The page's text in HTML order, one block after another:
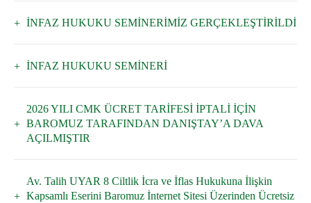
İNFAZ HUKUKU SEMİNERİMİZ GERÇEKLEŞTİRİLDİ
İNFAZ HUKUKU SEMİNERİ
2026 YILI CMK ÜCRET TARİFESİ İPTALİ İÇİN
BAROMUZ TARAFINDAN DANIŞTAY’A DAVA
AÇILMIŞTIR
Av. Talih UYAR 8 Ciltlik İcra ve İflas Hukukuna İlişkin
Kapsamlı Eserini Baromuz İnternet Sitesi Üzerinden Ücretsiz